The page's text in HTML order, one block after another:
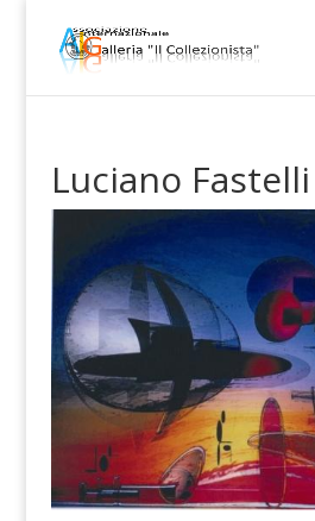
Luciano Fastelli